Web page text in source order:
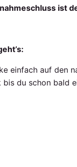
ist
einfach auf den
du schon bald